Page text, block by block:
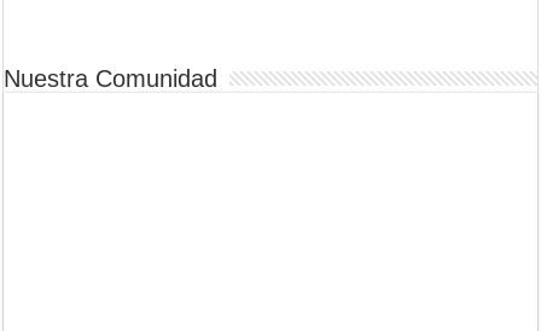
Nuestra Comunidad